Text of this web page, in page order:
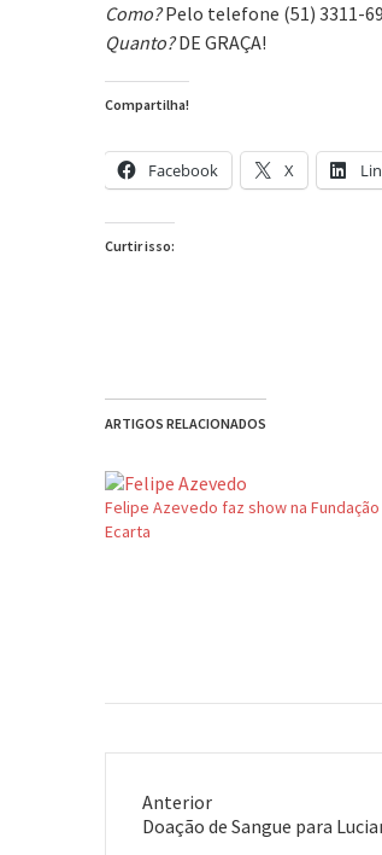
Como?Pelo telefone (51) 3311-
Quanto?DE GRAÇA!
Compartilha!
Facebook X
Curtir isso:
ARTIGOS RELACIONADOS
Felipe Azevedo faz show na Fundação
Ecarta
Anterior
Post
Doação de Sangue para